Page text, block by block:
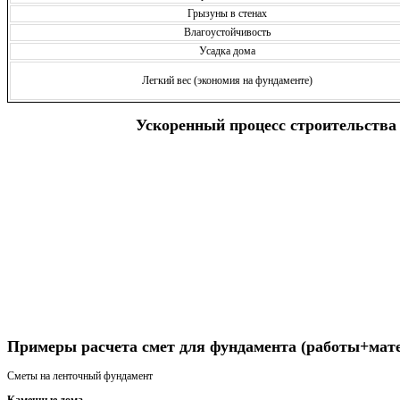
Грызуны в стенах
Влагоустойчивость
Усадка дома
Легкий вес (экономия на фундаменте)
Ускоренный процесс
Примеры расчета смет для фундамента
Сметы на ленточный фундамент